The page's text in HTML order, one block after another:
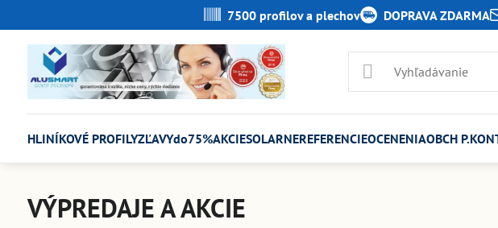
7500 profilov a plechov DOPRAVA ZDARMA
HLINÍKOVÉ PROFILYZĽAVYdo75%AKCIESOLARNEREFERENCIEOCENENIAOBCH P.
VÝPREDAJE A AKCIE